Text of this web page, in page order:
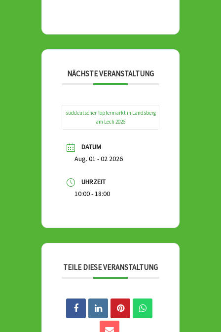
NÄCHSTE VERANSTALTUNG
süddeutscher Töpfermarkt in Landsberg
am Lech 2026
DATUM
Aug. 01 - 02 2026
UHRZEIT
10:00 - 18:00
TEILE DIESE VERANSTALTUNG